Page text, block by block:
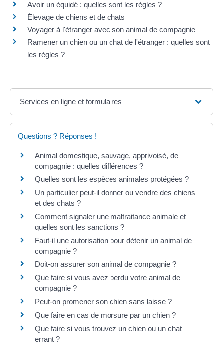
Avoir un équidé : quelles sont les règles ?
Élevage de chiens et de chats
Voyager à l'étranger avec son animal de compagnie
Ramener un chien ou un chat de l'étranger : quelles sont
les règles ?
Services en ligne et formulaires
Questions ? Réponses !
Animal domestique, sauvage, apprivoisé, de
compagnie : quelles différences ?
Quelles sont les espèces animales protégées ?
Un particulier peut-il donner ou vendre des chiens
et des chats ?
Comment signaler une maltraitance animale et
quelles sont les sanctions ?
Faut-il une autorisation pour détenir un animal de
compagnie ?
Doit-on assurer son animal de compagnie ?
Que faire si vous avez perdu votre animal de
compagnie ?
Peut-on promener son chien sans laisse ?
Que faire en cas de morsure par un chien ?
Que faire si vous trouvez un chien ou un chat
errant ?